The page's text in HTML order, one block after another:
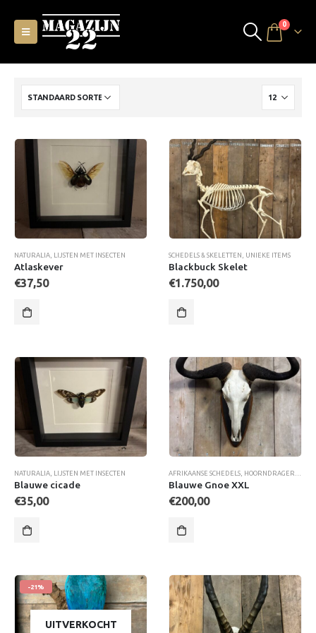
0
NATURALIA LIJSTEN MET INSECTEN
Atlaskever
€37,50
SCHEDELS & SKELETTEN UNIEKE ITEMS
Blackbuck Skelet
€1.750,00
NATURALIA LIJSTEN MET INSECTEN
Blauwe cicade
€35,00
AFRIKAANSE SCHEDELS HOORNDRAGERS
Blauwe Gnoe XXL
€200,00
-21%
UITVERKOCHT